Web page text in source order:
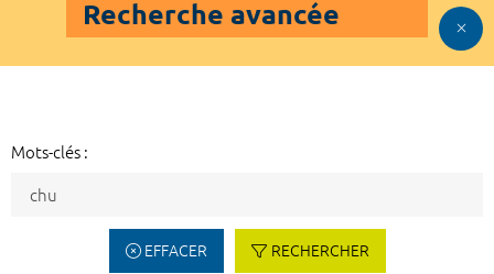
Recherche avancée
Mots-clés :
EFFACER RECHERCHER